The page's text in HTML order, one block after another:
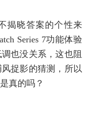
揭晓答案的个性来
Series 7功能体验
也没关系，这也阻
捉影的猜测，所以
真的吗？